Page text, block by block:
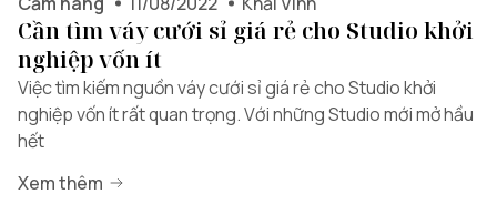
Cần tìm váy cưới sỉ giá rẻ cho Studio khởi
nghiệp vốn ít
Việc tìm kiếm nguồn váy cưới sỉ giá rẻ cho Studio khởi
nghiệp vốn ít rất quan trọng. Với những Studio mới mở hầu
hết
Xem thêm